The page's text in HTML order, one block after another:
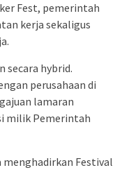
Fest, pemerintah
kerja sekaligus
secara hybrid.
perusahaan di
lamaran
milik Pemerintah
menghadirkan Festival